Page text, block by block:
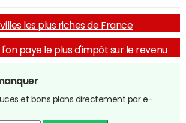
villes les plus riches de France
l'on paye le plus d'impôt sur le revenu
et bons plans directement par e-